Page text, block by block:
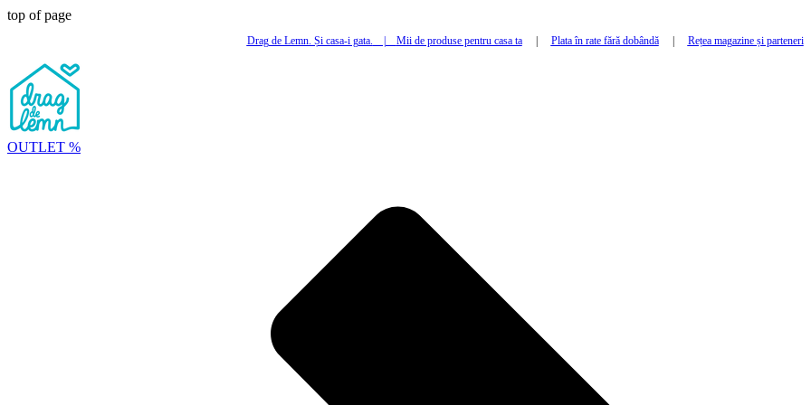
top of page
Drag de Lemn. Și casa-i gata. Mii de produse pentru casa ta| Plata în rate fără dobândă| Rețea magazine și parteneri
OUTLET %